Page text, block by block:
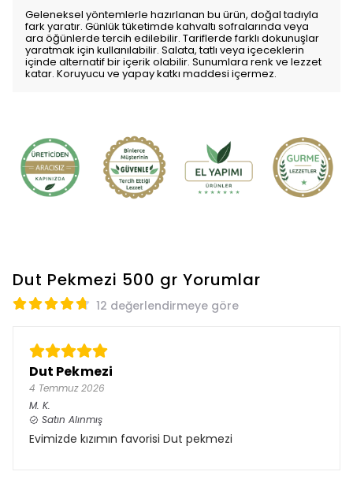
Geleneksel yöntemlerle hazırlanan bu ürün, doğal tadıyla
fark yaratır. Günlük tüketimde kahvaltı sofralarında veya
ara öğünlerde tercih edilebilir. Tariflerde farklı dokunuşlar
yaratmak için kullanılabilir. Salata, tatlı veya içeceklerin
içinde alternatif bir içerik olabilir. Sunumlara renk ve lezzet
katar. Koruyucu ve yapay katkı maddesi içermez.
Dut Pekmezi 500 gr Yorumlar
12 değerlendirmeye göre
Dut Pekmezi
4 Temmuz 2026
M. K.
Satın Alınmış
Evimizde kızımın favorisi Dut pekmezi